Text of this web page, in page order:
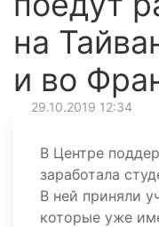
на
и во
29.10.2019 12:34
В Центре
заработала
В ней приняли
которые уже